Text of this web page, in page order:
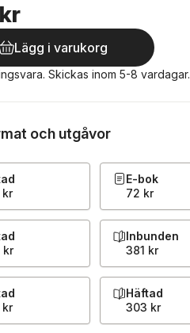
Lägg i varukorg
Skickas inom 5-8 vardagar.
och utgåvor
kr
E-bok
72 kr
kr
Inbunden
381 kr
kr
Häftad
303 kr